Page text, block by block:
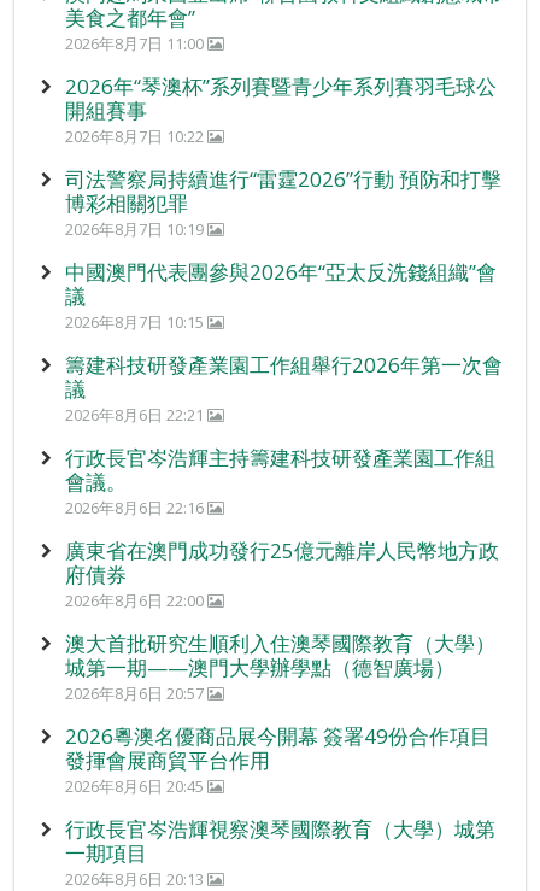
美食之都年會”
2026年8月7日 11:00
2026年“琴澳杯”系列賽暨青少年系列賽羽毛球公
開組賽事
2026年8月7日 10:22
司法警察局持續進行“雷霆2026”行動 預防和打擊
博彩相關犯罪
2026年8月7日 10:19
中國澳門代表團參與2026年“亞太反洗錢組織”會
議
2026年8月7日 10:15
籌建科技研發產業園工作組舉行2026年第一次會
議
2026年8月6日 22:21
行政長官岑浩輝主持籌建科技研發產業園工作組
會議。
2026年8月6日 22:16
廣東省在澳門成功發行25億元離岸人民幣地方政
府債券
2026年8月6日 22:00
澳大首批研究生順利入住澳琴國際教育（大學）
城第一期——澳門大學辦學點（德智廣場）
2026年8月6日 20:57
2026粵澳名優商品展今開幕 簽署49份合作項目
發揮會展商貿平台作用
2026年8月6日 20:45
行政長官岑浩輝視察澳琴國際教育（大學）城第
一期項目
2026年8月6日 20:13